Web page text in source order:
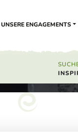
UNSERE ENGAGEMENTS